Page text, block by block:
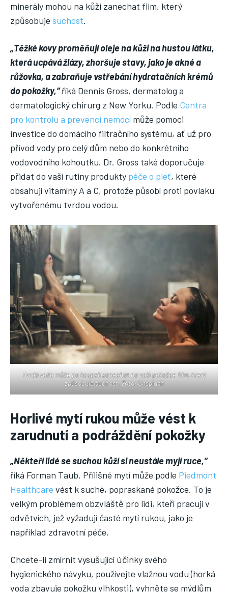
minerály mohou na kůži zanechat film, který
způsobuje suchost.
„Těžké kovy proměňují oleje na kůži na hustou látku,
která ucpává žlázy, zhoršuje stavy, jako je akné a
růžovka, a zabraňuje vstřebání hydratačních krémů
do pokožky,“říká Dennis Gross, dermatolog a
dermatologický chirurg z New Yorku. Podle Centra
pro kontrolu a prevenci nemocí může pomoci
investice do domácího filtračního systému, ať už pro
přívod vody pro celý dům nebo do konkrétního
vodovodního kohoutku. Dr. Gross také doporučuje
přidat do vaší rutiny produkty péče o pleť, které
obsahují vitamíny A a C, protože působí proti povlaku
vytvořenému tvrdou vodou.
Tvrdá voda může po koupeli zanechat na vaší pokožce film, který
způsobuje suchost. Foto: Unsplash
Horlivé mytí rukou může vést k
zarudnutí a podráždění pokožky
„Někteří lidé se suchou kůží si neustále myjí ruce,“
říká Forman Taub. Přílišné mytí může podle Piedmont
Healthcare vést k suché, popraskané pokožce. To je
velkým problémem obzvláště pro lidi, kteří pracují v
odvětvích, jež vyžadují časté mytí rukou, jako je
například zdravotní péče.
Chcete-li zmírnit vysušující účinky svého
hygienického návyku, používejte vlažnou vodu (horká
voda zbavuje pokožku vlhkosti), vyhněte se mýdlům